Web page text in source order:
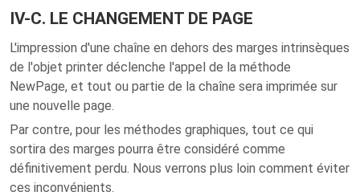
IV-C. LE CHANGEMENT DE PAGE
L'impression d'une chaîne en dehors des marges intrinsèques
de l'objet printer déclenche l'appel de la méthode
NewPage, et tout ou partie de la chaîne sera imprimée sur
une nouvelle page.
Par contre, pour les méthodes graphiques, tout ce qui
sortira des marges pourra être considéré comme
définitivement perdu. Nous verrons plus loin comment éviter
ces inconvénients.